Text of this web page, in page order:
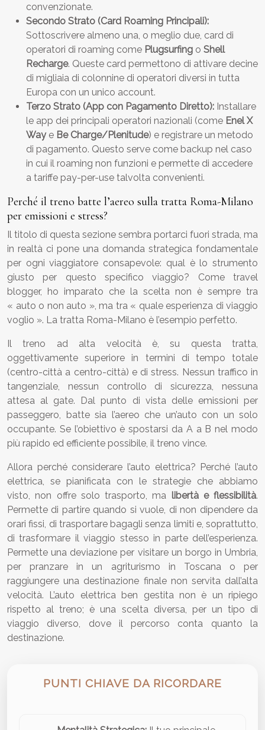
convenzionate.
Secondo Strato (Card Roaming Principali):
Sottoscrivere almeno una, o meglio due, card di
operatori di roaming come Plugsurfing o Shell
Recharge. Queste card permettono di attivare decine
di migliaia di colonnine di operatori diversi in tutta
Europa con un unico account.
Terzo Strato (App con Pagamento Diretto): Installare
le app dei principali operatori nazionali (come Enel X
Waye Be Charge/Plenitude) e registrare un metodo
di pagamento. Questo serve come backup nel caso
in cui il roaming non funzioni e permette di accedere
a tariffe pay-per-use talvolta convenienti.
Perché il treno batte l’aereo sulla tratta Roma-Milano
per emissioni e stress?
Il titolo di questa sezione sembra portarci fuori strada, ma
in realtà ci pone una domanda strategica fondamentale
per ogni viaggiatore consapevole: qual è lo strumento
giusto per questo specifico viaggio? Come travel
blogger, ho imparato che la scelta non è sempre tra
« auto o non auto », ma tra « quale esperienza di viaggio
voglio ». La tratta Roma-Milano è l’esempio perfetto.
Il treno ad alta velocità è, su questa tratta,
oggettivamente superiore in termini di tempo totale
(centro-città a centro-città) e di stress. Nessun traffico in
tangenziale, nessun controllo di sicurezza, nessuna
attesa al gate. Dal punto di vista delle emissioni per
passeggero, batte sia l’aereo che un’auto con un solo
occupante. Se l’obiettivo è spostarsi da A a B nel modo
più rapido ed efficiente possibile, il treno vince.
Allora perché considerare l’auto elettrica? Perché l’auto
elettrica, se pianificata con le strategie che abbiamo
visto, non offre solo trasporto, ma libertà e flessibilità.
Permette di partire quando si vuole, di non dipendere da
orari fissi, di trasportare bagagli senza limiti e, soprattutto,
di trasformare il viaggio stesso in parte dell’esperienza.
Permette una deviazione per visitare un borgo in Umbria,
per pranzare in un agriturismo in Toscana o per
raggiungere una destinazione finale non servita dall’alta
velocità. L’auto elettrica ben gestita non è un ripiego
rispetto al treno; è una scelta diversa, per un tipo di
viaggio diverso, dove il percorso conta quanto la
destinazione.
PUNTI CHIAVE DA RICORDARE